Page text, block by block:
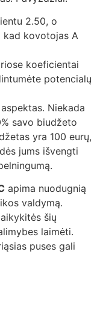
2.50, o
kad kovotojas A
koeficientai
potencialų
Niekada
savo biudžeto
yra 100 eurų,
jums išvengti
apima nuodugnią
valdymą.
šių
laimėti.
puses gali